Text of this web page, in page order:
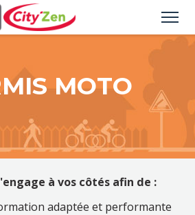
MOTO
à vos côtés afin de :
adaptée et performante